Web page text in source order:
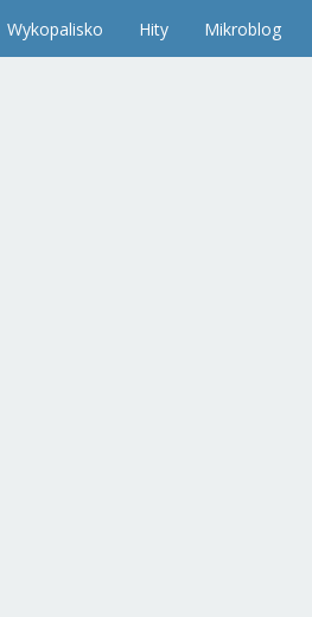
Wykopalisko Hity Mikroblog